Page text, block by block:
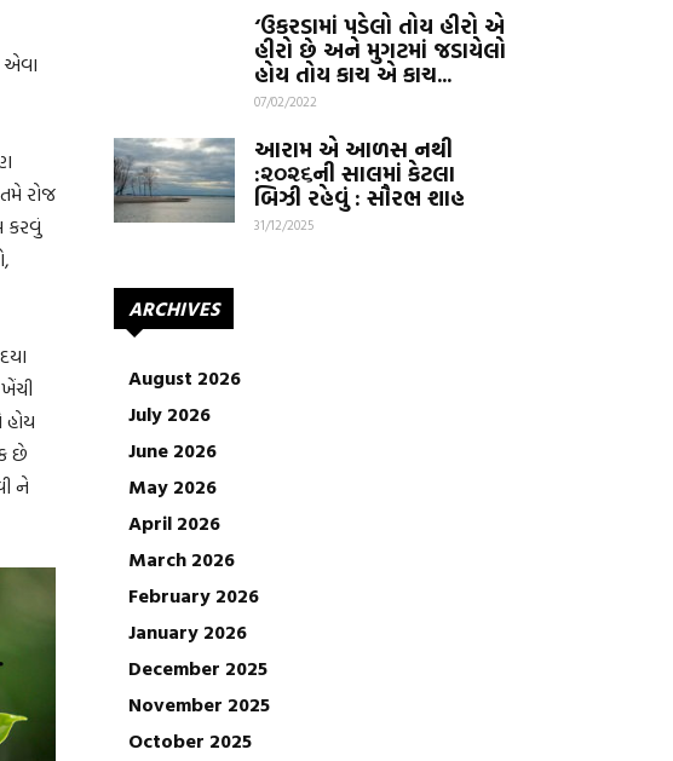
રોજ
કરવું
હોય
છે
ને
‘ઉકરડામાં પડેલો તોય હીરો એ
હીરો છે અને મુગટમાં જડાયેલો
હોય તોય કાચ એ કાચ...
07/02/2022
આરામ એ આળસ નથી
:૨૦૨૬ની સાલમાં કેટલા
બિઝી રહેવું : સૌરભ શાહ
31/12/2025
ARCHIVES
August 2026
July 2026
June 2026
May 2026
April 2026
March 2026
February 2026
January 2026
December 2025
November 2025
October 2025